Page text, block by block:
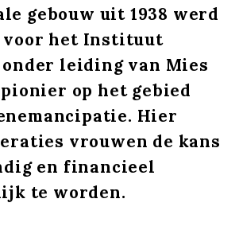
gebouw uit 1938 werd
voor het Instituut
onder leiding van Mies
op het gebied
Hier
vrouwen de kans
en financieel
te worden.